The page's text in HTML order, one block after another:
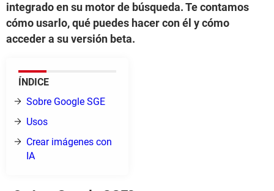
integrado en su motor de búsqueda. Te contamos
cómo usarlo, qué puedes hacer con él y cómo
acceder a su versión beta.
ÍNDICE
Sobre Google SGE
Usos
Crear imágenes con
IA